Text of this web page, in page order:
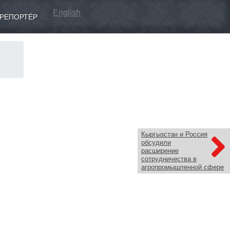
English
Кыргызстан и Россия
обсудили
расширение
сотрудничества в
агропромышленной сфере